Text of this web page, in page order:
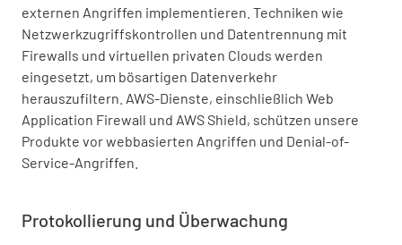
externen Angriffen implementieren. Techniken wie
Netzwerkzugriffskontrollen und Datentrennung mit
Firewalls und virtuellen privaten Clouds werden
eingesetzt, um bösartigen Datenverkehr
herauszufiltern. AWS-Dienste, einschließlich Web
Application Firewall und AWS Shield, schützen unsere
Produkte vor webbasierten Angriffen und Denial-of-
Service-Angriffen.
Protokollierung und Überwachung